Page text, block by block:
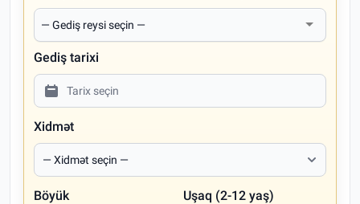
Gediş tarixi
Xidmət
Böyük Uşaq (2-12 yaş)